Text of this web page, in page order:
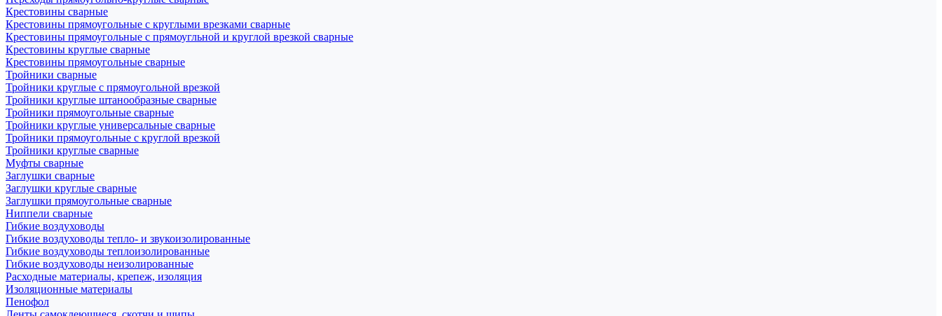
Крестовины сварные
Крестовины прямоугольные с круглыми врезками сварные
Крестовины прямоугольные с прямоугльной и круглой врезкой сварные
Крестовины круглые сварные
Крестовины прямоугольные сварные
Тройники сварные
Тройники круглые с прямоугольной врезкой
Тройники круглые штанообразные сварные
Тройники прямоугольные сварные
Тройники круглые универсальные сварные
Тройники прямоугольные с круглой врезкой
Тройники круглые сварные
Муфты сварные
Заглушки сварные
Заглушки круглые сварные
Заглушки прямоугольные сварные
Ниппели сварные
Гибкие воздуховоды
Гибкие воздуховоды тепло- и звукоизолированные
Гибкие воздуховоды теплоизолированные
Гибкие воздуховоды неизолированные
Расходные материалы, крепеж, изоляция
Изоляционные материалы
Пенофол